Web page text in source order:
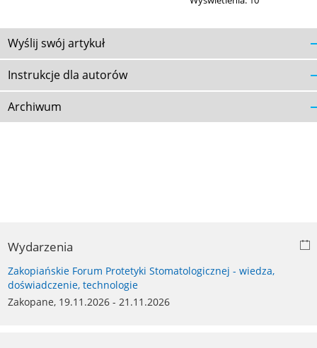
Wyślij swój artykuł
Instrukcje dla autorów
Archiwum
Wydarzenia
Zakopiańskie Forum Protetyki Stomatologicznej - wiedza,
doświadczenie, technologie
Zakopane, 19.11.2026 - 21.11.2026